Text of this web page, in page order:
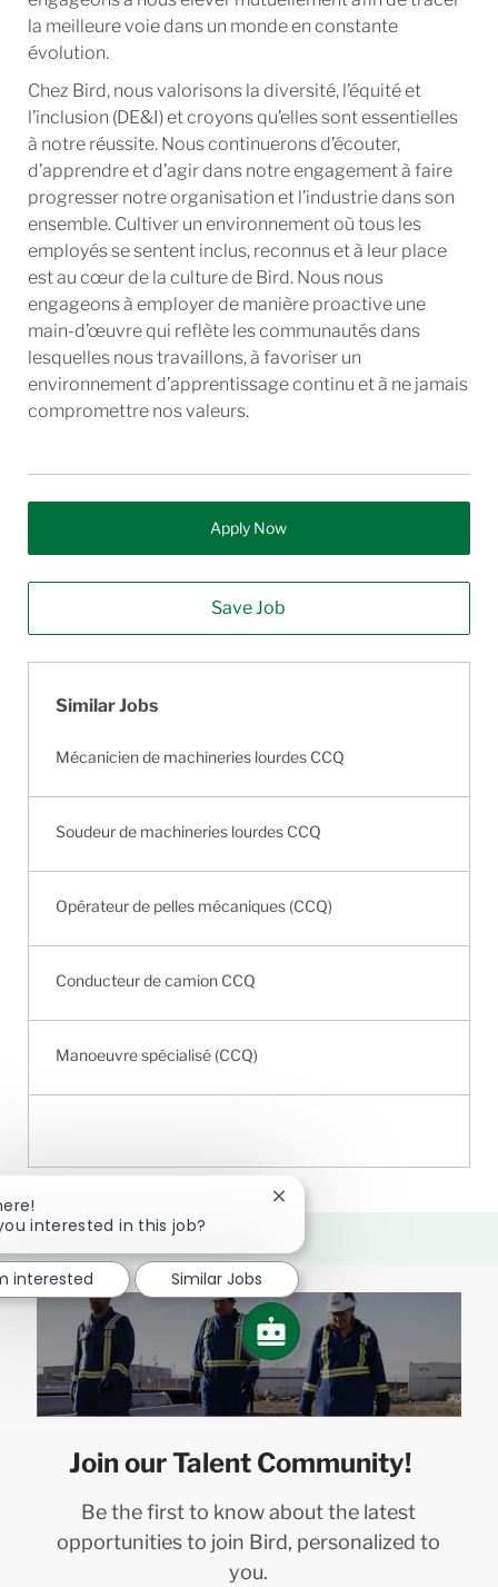
la meilleure voie dans un monde en constante
évolution.
Chez Bird, nous valorisons la diversité, l’équité et
l’inclusion (DE&I) et croyons qu’elles sont essentielles
à notre réussite. Nous continuerons d’écouter,
d’apprendre et d’agir dans notre engagement à faire
progresser notre organisation et l’industrie dans son
ensemble. Cultiver un environnement où tous les
employés se sentent inclus, reconnus et à leur place
est au cœur de la culture de Bird. Nous nous
engageons à employer de manière proactive une
main-d’œuvre qui reflète les communautés dans
lesquelles nous travaillons, à favoriser un
environnement d’apprentissage continu et à ne jamais
compromettre nos valeurs.
Apply Now
Save Job
Similar Jobs
Mécanicien de machineries lourdes CCQ
Soudeur de machineries lourdes CCQ
Opérateur de pelles mécaniques (CCQ)
Conducteur de camion CCQ
Manoeuvre spécialisé (CCQ)
Join our Talent Community!
Be the first to know about the latest
opportunities to join Bird, personalized to
you.
interested in this job?
Close
notification
interested
Similar Jobs